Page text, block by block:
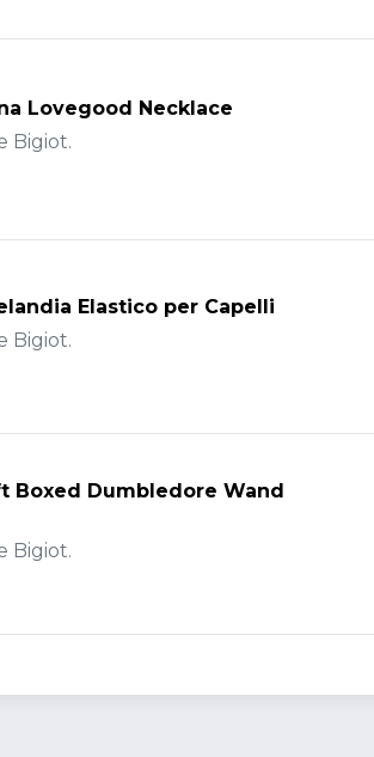
Lovegood Necklace
Bigiot.
Elastico per Capelli
Bigiot.
Boxed Dumbledore Wand
Bigiot.